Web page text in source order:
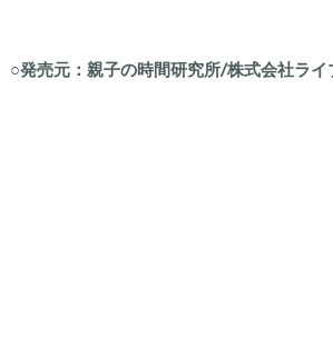
○発売元：親子の時間研究所/株式会社ラ